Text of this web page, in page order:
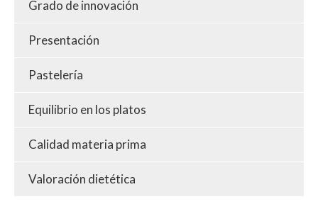
Grado de innovación
Presentación
Pastelería
Equilibrio en los platos
Calidad materia prima
Valoración dietética